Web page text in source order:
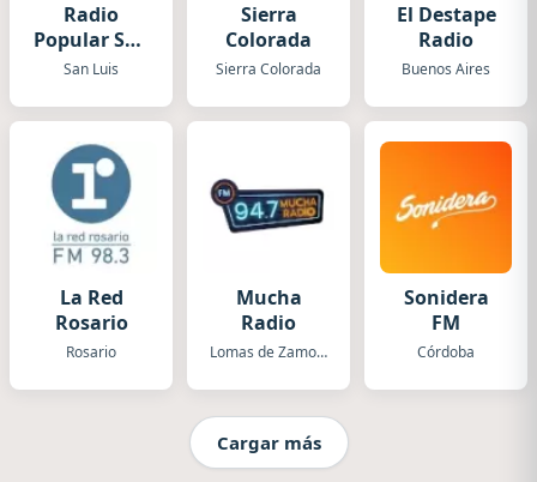
Radio
Popular San
Luis
San Luis
Sierra
Colorada
Sierra Colorada
El Destape
Radio
Buenos Aires
La Red
Rosario
Rosario
Mucha
Radio
Lomas de Zamora
Sonidera
FM
Córdoba
Cargar más